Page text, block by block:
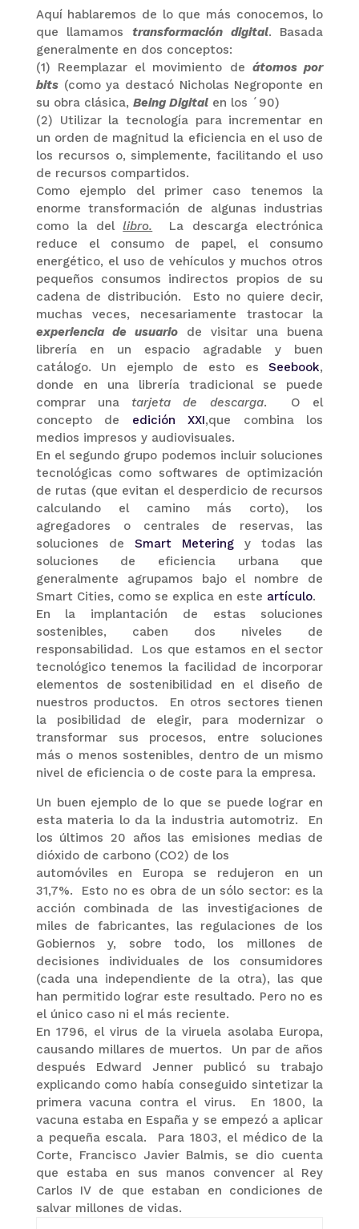
Aquí hablaremos de lo que más conocemos, lo
que llamamos transformación digital. Basada
generalmente en dos conceptos:
(1) Reemplazar el movimiento de átomos por
bits(como ya destacó Nicholas Negroponte en
su obra clásica, Being Digitalen los ´90)
(2) Utilizar la tecnología para incrementar en
un orden de magnitud la eficiencia en el uso de
los recursos o, simplemente, facilitando el uso
de recursos compartidos.
Como ejemplo del primer caso tenemos la
enorme transformación de algunas industrias
como la dellibro. La descarga electrónica
reduce el consumo de papel, el consumo
energético, el uso de vehículos y muchos otros
pequeños consumos indirectos propios de su
cadena de distribución. Esto no quiere decir,
muchas veces, necesariamente trastocar la
experiencia de usuariode visitar una buena
librería en un espacio agradable y buen
catálogo. Un ejemplo de esto esSeebook,
donde en una librería tradicional se puede
comprar una tarjeta de descarga. O el
concepto de edición XXI,que combina los
medios impresos y audiovisuales.
En el segundo grupo podemos incluir soluciones
tecnológicas como softwares de optimización
de rutas (que evitan el desperdicio de recursos
calculando el camino más corto), los
agregadores o centrales de reservas, las
soluciones de Smart Meteringy todas las
soluciones de eficiencia urbana que
generalmente agrupamos bajo el nombre de
Smart Cities, como se explica en este artículo.
En la implantación de estas soluciones
sostenibles, caben dos niveles de
responsabilidad. Los que estamos en el sector
tecnológico tenemos la facilidad de incorporar
elementos de sostenibilidad en el diseño de
nuestros productos. En otros sectores tienen
la posibilidad de elegir, para modernizar o
transformar sus procesos, entre soluciones
más o menos sostenibles, dentro de un mismo
nivel de eficiencia o de coste para la empresa.
Un buen ejemplo de lo que se puede lograr en
esta materia lo da la industria automotriz. En
los últimos 20 años las emisiones medias de
dióxido de carbono (CO2) de los
automóviles en Europa se redujeron en un
31,7%. Esto no es obra de un sólo sector: es la
acción combinada de las investigaciones de
miles de fabricantes, las regulaciones de los
Gobiernos y, sobre todo, los millones de
decisiones individuales de los consumidores
(cada una independiente de la otra), las que
han permitido lograr este resultado. Pero no es
el único caso ni el más reciente.
En 1796, el virus de la viruela asolaba Europa,
causando millares de muertos. Un par de años
después Edward Jenner publicó su trabajo
explicando como había conseguido sintetizar la
primera vacuna contra el virus. En 1800, la
vacuna estaba en España y se empezó a aplicar
a pequeña escala. Para 1803, el médico de la
Corte, Francisco Javier Balmis, se dio cuenta
que estaba en sus manos convencer al Rey
Carlos IV de que estaban en condiciones de
salvar millones de vidas.